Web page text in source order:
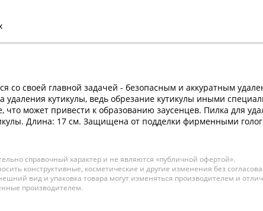
со своей главной задачей - безопасным и аккуратным
удаления кутикулы, ведь обрезание кутикулы иными
может привести к образованию заусенцев. Пилка для
Длина: 17 см. Защищена от подделки фирменными
справочный характер и не являются «публичной офертой».
конструктивные, косметические и другие изменения без
вид и упаковка товара могут изменяться производителем и
производителем.